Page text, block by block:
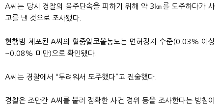
A씨는 당시 경찰의 음주단속을 피하기 위해 약 3㎞를 도주하다가 사
고를 낸 것으로 조사됐다.
현행범 체포된 A씨의 혈중알코올농도는 면허정지 수준(0.03% 이상
~0.08% 미만)으로 확인됐다.
A씨는 경찰에서 “두려워서 도주했다”고 진술했다.
경찰은 조만간 A씨를 불러 정확한 사건 경위 등을 조사한다는 방침이